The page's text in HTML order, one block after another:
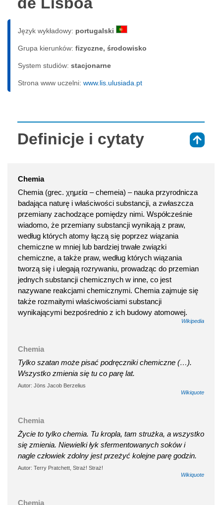
Język wykładowy: portugalski
Grupa kierunków: fizyczne, środowisko
System studiów: sta­cjo­nar­ne
Strona www uczelni: www.lis.ulusiada.pt
Definicje i cytaty
Chemia
Chemia (grec. χημεία – chemeia) – nauka przyrodnicza
badająca naturę i właściwości substancji, a zwłaszcza
przemiany zachodzące pomiędzy nimi. Współcześnie
wiadomo, że przemiany substancji wynikają z praw,
według których atomy łączą się poprzez wiązania
chemiczne w mniej lub bardziej trwałe związki
chemiczne, a także praw, według których wiązania
tworzą się i ulegają rozrywaniu, prowadząc do przemian
jednych substancji chemicznych w inne, co jest
nazywane reakcjami chemicznymi. Chemia zajmuje się
także rozmaitymi właściwościami substancji
wynikającymi bezpośrednio z ich budowy atomowej.
Wikipedia
Chemia
Tylko szatan może pisać podręczniki chemiczne (…).
Wszystko zmienia się tu co parę lat.
Autor: Jöns Jacob Berzelius
Wikiquote
Chemia
Życie to tylko chemia. Tu kropla, tam strużka, a wszystko
się zmienia. Niewielki łyk sfermentowanych soków i
nagle człowiek zdolny jest przeżyć kolejne parę godzin.
Autor: Terry Pratchett, Straż! Straż!
Wikiquote
Chemia